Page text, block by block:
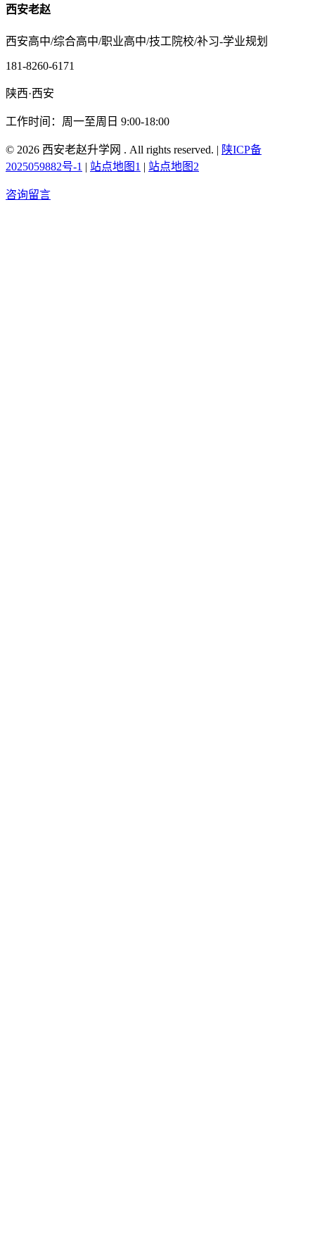
西安老赵
西安高中/综合高中/职业高中/技工院校/补习-学业规划
181-8260-6171
陕西·西安
工作时间：周一至周日 9:00-18:00
© 2026 西安老赵升学网 . All rights reserved. | 陕ICP备
2025059882号-1 | 站点地图1 | 站点地图2
咨询留言